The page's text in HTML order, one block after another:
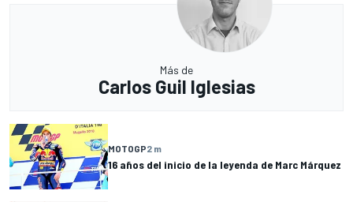
Más de
Carlos Guil Iglesias
MOTOGP2 m
16 años del inicio de la leyenda de Marc Márquez